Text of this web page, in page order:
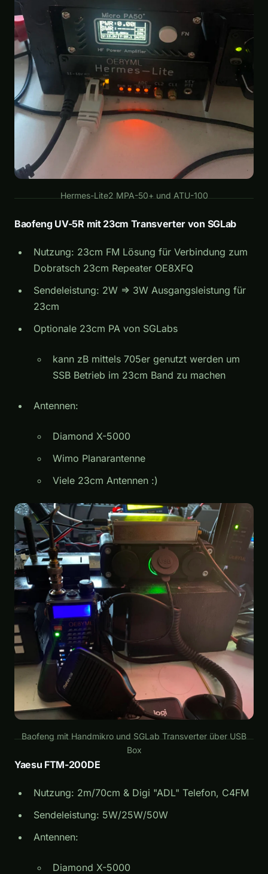
Hermes-Lite2 MPA-50+ und ATU-100
Baofeng UV-5R mit 23cm Transverter von SGLab
Nutzung: 23cm FM Lösung für Verbindung zum
Dobratsch 23cm Repeater OE8XFQ
Sendeleistung: 2W => 3W Ausgangsleistung für
23cm
Optionale 23cm PA von SGLabs
kann zB mittels 705er genutzt werden um
SSB Betrieb im 23cm Band zu machen
Antennen:
Diamond X-5000
Wimo Planarantenne
Viele 23cm Antennen :)
Baofeng mit Handmikro und SGLab Transverter über USB
Box
Yaesu FTM-200DE
Nutzung: 2m/70cm & Digi "ADL" Telefon, C4FM
Sendeleistung: 5W/25W/50W
Antennen:
Diamond X-5000